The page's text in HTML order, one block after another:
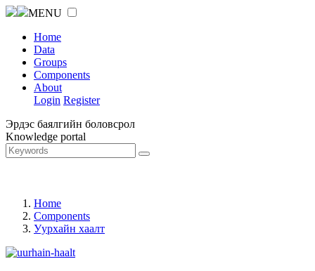
MENU
Home
Data
Groups
Components
About
Login Register
Эрдэс баялгийн боловсрол
Knowledge portal
Home
Components
Уурхайн хаалт